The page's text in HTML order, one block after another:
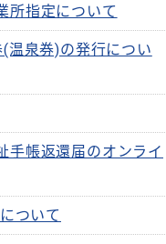
所指定について
温泉券)の発行につい
手帳返還届のオンライ
ついて